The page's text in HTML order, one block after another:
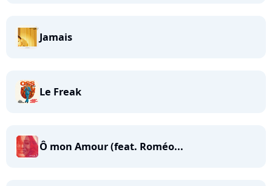
Jamais
Le Freak
Ô mon Amour (feat. Roméo...